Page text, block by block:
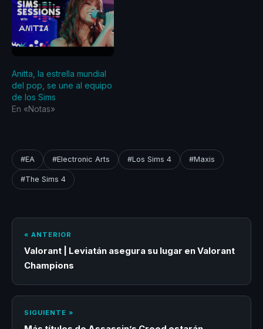
Anitta, la estrella mundial
del pop, se une al equipo
de los Sims
En «Notas»
#EA #Electronic Arts #Los Sims 4 #Maxis
#The Sims 4
« ANTERIOR
Valorant | Leviatán asegura su lugar en Valorant
Champions
SIGUIENTE »